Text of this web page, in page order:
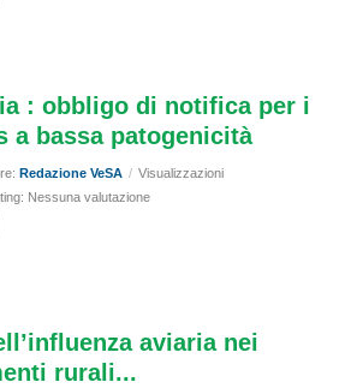
: obbligo di notifica per i
a bassa patogenicità
Redazione VeSA / Visualizzazioni
Nessuna valutazione
aviaria nei
rurali...